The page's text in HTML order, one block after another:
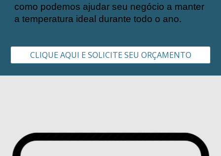
como podemos ajudar seu negócio a manter
a temperatura ideal durante todo o ano.
CLIQUE AQUI E SOLICITE SEU ORÇAMENTO